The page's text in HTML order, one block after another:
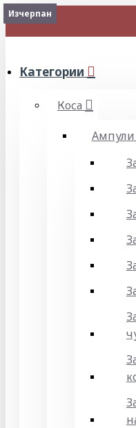
МЕНЮ
Категории
Коса
Ампули
Изчерпан
Изчерпан